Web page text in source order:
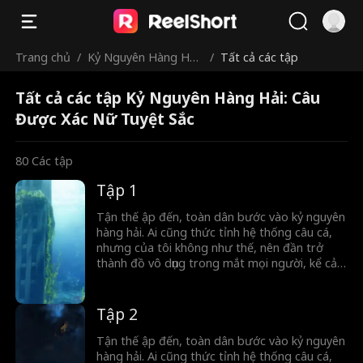
Trang chủ / Kỷ Nguyên Hàng Hải:
yệt Sắc
/ Tất cả các tập
Tất cả các tập Kỷ Nguyên Hàng Hải: Câu
Được Xác Nữ Tuyệt Sắc
80 Các tập
Tập 1
Tận thế ập đến, toàn dân bước vào kỷ nguyên
hàng hải. Ai cũng thức tỉnh hệ thống câu cá,
nhưng của tôi không như thế, nên đần trở
thành đồ vô dụng trong mắt mọi người, kể cả
cô ta thích. Không ngờ, lúc tặng quà, tôi lại
bắt gặp cô ta ngoại tình với cậu chủ Từ Đống.
Không những không hối lỗi, cô ta còn cùng
hắn sỉ nhục tôi. Lâm Nam hoàn toàn buông bỏ,
Tập 2
Tận thế ập đến, toàn dân bước vào kỷ nguyên
hàng hải. Ai cũng thức tỉnh hệ thống câu cá,